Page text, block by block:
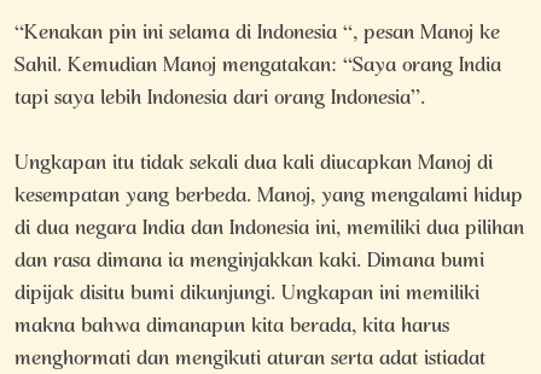
“Kenakan pin ini selama di Indonesia “, pesan Manoj ke
Sahil. Kemudian Manoj mengatakan: “Saya orang India
tapi saya lebih Indonesia dari orang Indonesia”.
Ungkapan itu tidak sekali dua kali diucapkan Manoj di
kesempatan yang berbeda. Manoj, yang mengalami hidup
di dua negara India dan Indonesia ini, memiliki dua pilihan
dan rasa dimana ia menginjakkan kaki. Dimana bumi
dipijak disitu bumi dikunjungi. Ungkapan ini memiliki
makna bahwa dimanapun kita berada, kita harus
menghormati dan mengikuti aturan serta adat istiadat